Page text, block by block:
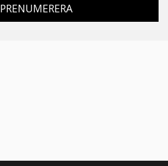
PRENUMERERA